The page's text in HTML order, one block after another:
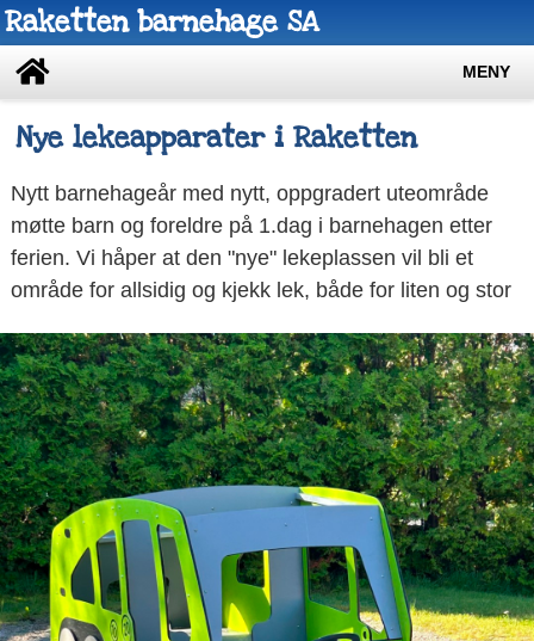
Raketten barnehage SA
MENY
Nye lekeapparater i Raketten
Nytt barnehageår med nytt, oppgradert uteområde
møtte barn og foreldre på 1.dag i barnehagen etter
ferien. Vi håper at den "nye" lekeplassen vil bli et
område for allsidig og kjekk lek, både for liten og stor